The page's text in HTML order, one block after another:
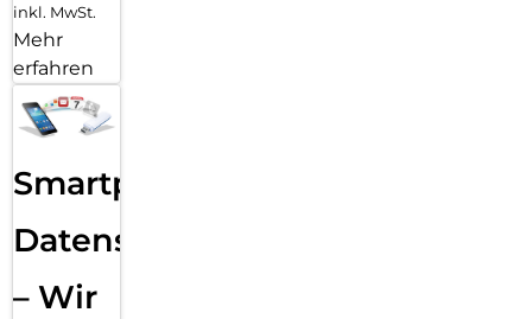
inkl. MwSt.
Mehr
erfahren
Smartphone
Datensicherung
– Wir